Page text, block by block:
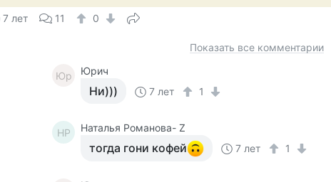
7 лет 11 0
Показать все комментарии
Юр Юрич
Ни))) 7 лет 1
НР Наталья Романова- Z
тогда гони кофей 7 лет 1